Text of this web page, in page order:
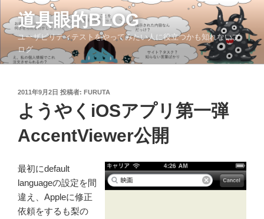
ン
テ
ツ
道具眼的BLOG
ユーザビリティテストをやってみたい人に役立つかも知れないブ
ログ
投
日:
2011年9月2日 投稿者: FURUTA
ようやくiOSアプリ第一弾
AccentViewer公開
最初にdefault
languageの設定を間
違え、Appleに修正
依頼をするも梨の